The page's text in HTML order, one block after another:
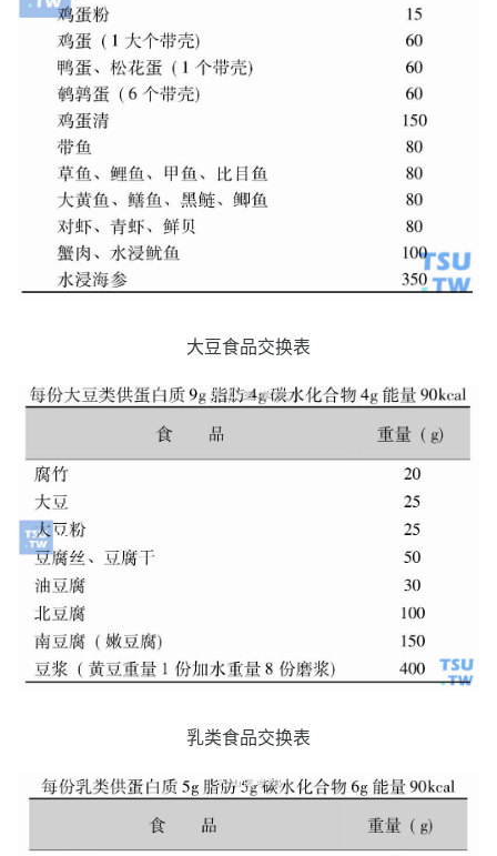
大豆食品交换表
乳类食品交换表